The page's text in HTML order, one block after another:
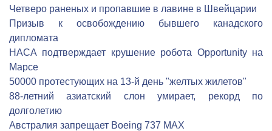
Четверо раненых и пропавшие в лавине в Швейцарии
Призыв к освобождению бывшего канадского
дипломата
НАСА подтверждает крушение робота Opportunity на
Марсе
50000 протестующих на 13-й день "желтых жилетов"
88-летний азиатский слон умирает, рекорд по
долголетию
Австралия запрещает Boeing 737 MAX